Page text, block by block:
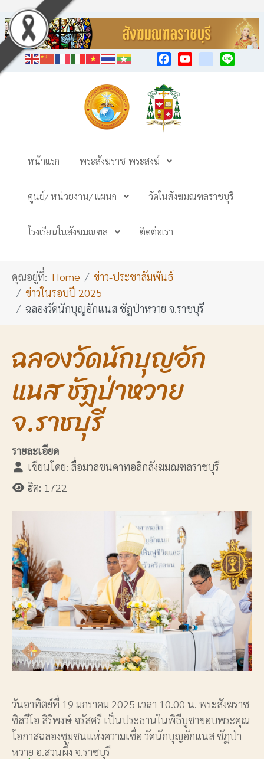
หน้าแรก พระสังฆราช-พระสงฆ์
ศูนย์/ หน่วยงาน/ แผนก วัดในสังฆมณฑลราชบุรี
โรงเรียนในสังฆมณฑล ติดต่อเรา
คุณอยู่ที่: Home
ข่าว-ประชาสัมพันธ์
ข่าวในรอบปี 2025
ฉลองวัดนักบุญอักแนส ชัฏป่าหวาย จ.ราชบุรี
ฉลองวัดนักบุญอัก
แนส ชัฏป่าหวาย
จ.ราชบุรี
รายละเอียด
เขียนโดย: สื่อมวลชนคาทอลิกสังฆมณฑลราชบุรี
ฮิต: 1722
วันอาทิตย์ที่ 19 มกราคม 2025 เวลา 10.00 น. พระสังฆราช
ซิลวีโอ สิริพงษ์ จรัสศรี เป็นประธานในพิธีบูชาขอบพระคุณ
โอกาสฉลองชุมชนแห่งความเชื่อ วัดนักบุญอักแนส ชัฏป่า
หวาย อ.สวนผึ้ง จ.ราชบุรี